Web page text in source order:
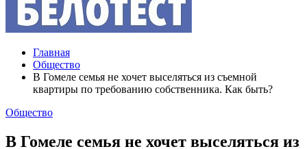
Главная
Общество
В Гомеле семья не хочет выселяться из съемной
квартиры по требованию собственника. Как быть?
Общество
В Гомеле семья не хочет выселяться из